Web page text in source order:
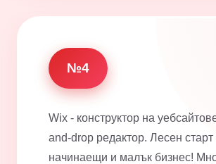
№4
Wix - конструктор на
and-drop редактор. Лесен старт
начинаещи и малък бизнес!